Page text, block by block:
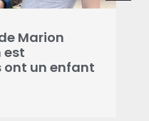
Marion
est
ont un enfant